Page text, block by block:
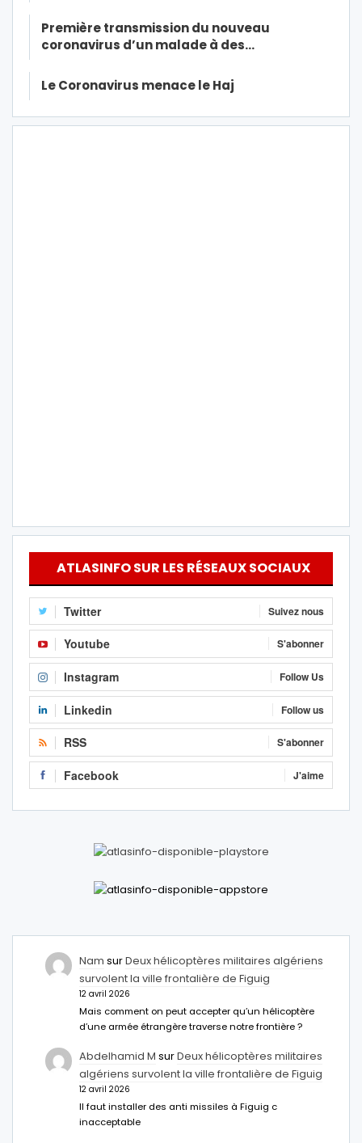
Première transmission du nouveau
coronavirus d’un malade à des…
Le Coronavirus menace le Haj
ATLASINFO SUR LES RÉSEAUX SOCIAUX
Twitter Suivez nous
Youtube S'abonner
Instagram Follow Us
Linkedin Follow us
RSS S'abonner
Facebook J'aime
Nam surDeux hélicoptères militaires algériens
survolent la ville frontalière de Figuig
12 avril 2026
Mais comment on peut accepter qu’un hélicoptère
d’une armée étrangère traverse notre frontière ?
Abdelhamid M surDeux hélicoptères militaires
algériens survolent la ville frontalière de Figuig
12 avril 2026
Il faut installer des anti missiles à Figuig c
inacceptable